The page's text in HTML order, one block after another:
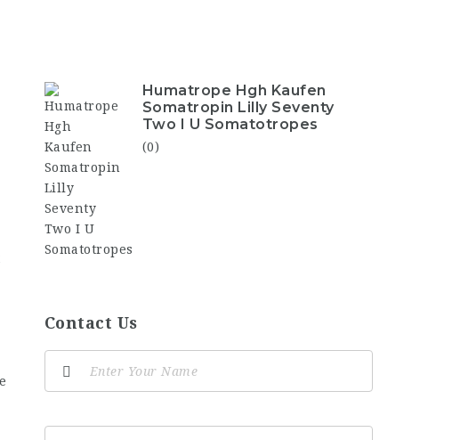
Humatrope Hgh Kaufen
Somatropin Lilly Seventy
Two I U Somatotropes
(0)
Contact Us